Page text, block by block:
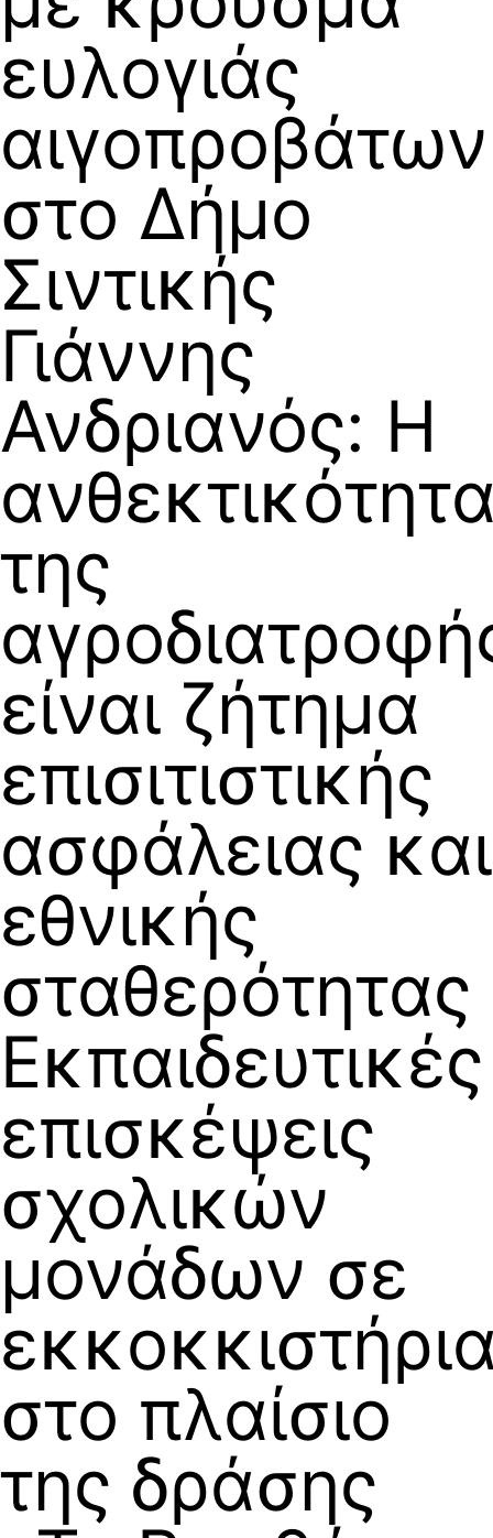
ευλογιάς
αιγοπροβάτων
στο Δήμο
Σιντικής
Γιάννης
Ανδριανός: Η
της
είναι ζήτημα
επισιτιστικής
ασφάλειας και
εθνικής
σταθερότητας
Εκπαιδευτικές
επισκέψεις
σχολικών
μονάδων σε
στο πλαίσιο
της δράσης